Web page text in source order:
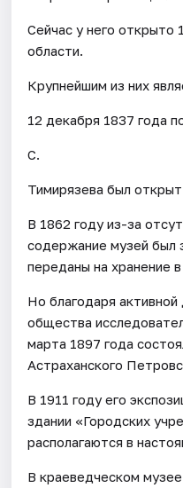
Сейчас у него открыто
области.
Крупнейшим из них
12 декабря 1837 года
С.
Тимирязева был
В 1862 году из-за
содержание музей был
переданы на хранение
Но благодаря
общества
марта 1897 года
Астраханского
В 1911 году его
здании «Городских
располагаются в
В краеведческом